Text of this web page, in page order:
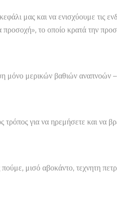
μας και να ενισχύουμε τις
το οποίο κρατά την
μόνο μερικών βαθιών αναπνοών
για να ηρεμήσετε και να
μισό αβοκάντο, τεχνητη